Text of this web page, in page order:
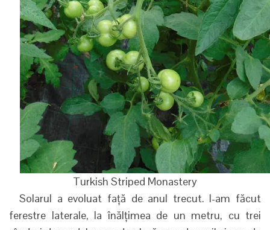
Turkish Striped Monastery
Solarul a evoluat față de anul trecut. I-am făcut
ferestre laterale, la înălțimea de un metru, cu trei